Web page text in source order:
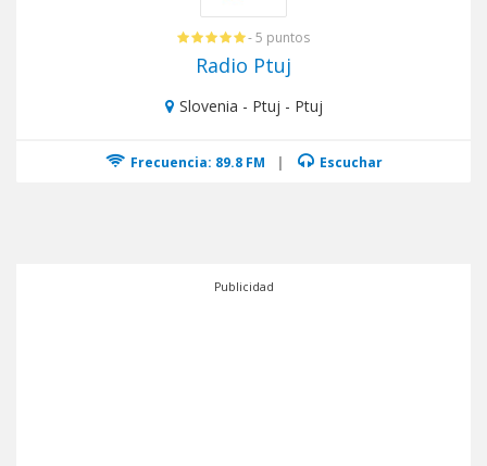
- 5 puntos
Radio Ptuj
Slovenia - Ptuj - Ptuj
Frecuencia: 89.8 FM | Escuchar
Publicidad